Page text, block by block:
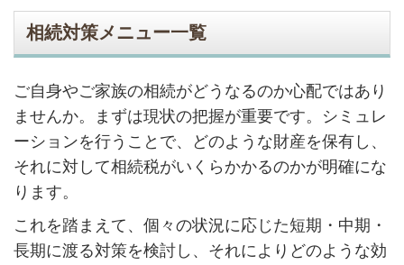
相続対策メニュー一覧
ご自身やご家族の相続がどうなるのか心配ではあり
ませんか。まずは現状の把握が重要です。シミュレ
ーションを行うことで、どのような財産を保有し、
それに対して相続税がいくらかかるのかが明確にな
ります。
これを踏まえて、個々の状況に応じた短期・中期・
長期に渡る対策を検討し、それによりどのような効